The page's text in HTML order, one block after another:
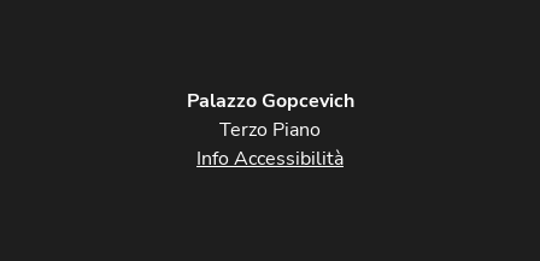
Palazzo Gopcevich
Terzo Piano
Info Accessibilità